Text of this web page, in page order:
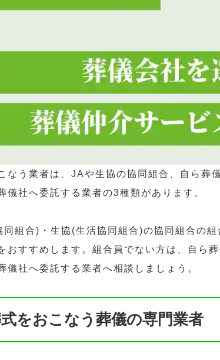
なう業者は、JAや生協の協同組合、自ら葬
儀社へ委託する業者の3種類があります。
組合)・生協(生活協同組合)の協同組合の
おすすめします。組合員でない方は、自ら
儀社へ委託する業者へ相談しましょう。
をおこなう葬儀の専門業者